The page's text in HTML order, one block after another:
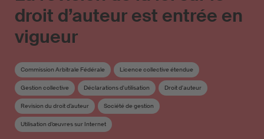
droit d’auteur est entrée en
vigueur
Commission Arbitrale Fédérale Licence collective étendue
Gestion collective Déclarations d'utilisation Droit d'auteur
Revision du droit d’auteur Société de gestion
Utilisation d’œuvres sur Internet